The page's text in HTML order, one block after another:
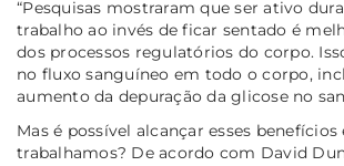
“Pesquisas mostraram que ser ativo
trabalho ao invés de ficar sentado é
dos processos regulatórios do corpo.
no fluxo sanguíneo em todo o corpo,
aumento da depuração da glicose no
Mas é possível alcançar esses
trabalhamos? De acordo com David